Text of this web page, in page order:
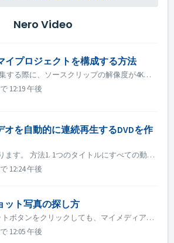
Nero Video
イプロジェクトを構成する方法
Nero Videoで編集する際に、ソースクリップの解像度が4K以上で、出力ファイルも4Kにしたい場合は、以下の手順を行ってください。 1. 「オプション」→「ムービーオプション」を開き、「解像度」オプションを「UItra HD（4K）」にします。 2. プレビュー品質を向上させるために、プレビューエリアの...
12:19 午後
オを自動的に連続再生するDVDを作
2つの方法があります。 方法1. 1つのタイトルにすべての動画ファイルを追加する。 編集画面で、自動的に連続再生させたいすべての動画ファイルをタイムラインに読み込みます。 次へのボタンをクリックして、DVDに書き込みます。 方法 2. タイトルに「End Action」を設定する...
12:24 午後
ット写真の探し方
スナップショットボタンをクリックしても、マイメディアにスナップショット画像が表示されない場合があります。その場合は、以下の方法で確認してください。 1. ヘッドバーの「オプション」をクリックします。 2. アプリケーションの設定」をクリックします。 3. 保存タブでスナップショット画像のパスを確認します。...
12:05 午後